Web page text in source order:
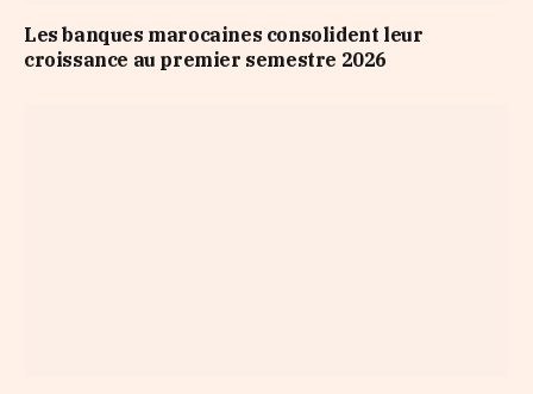
Les banques marocaines consolident leur
croissance au premier semestre 2026